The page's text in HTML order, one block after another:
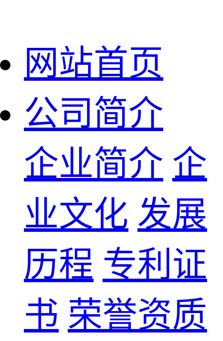
网站首页
公司简介
企业简介 企
业文化 发展
历程 专利证
书 荣誉资质